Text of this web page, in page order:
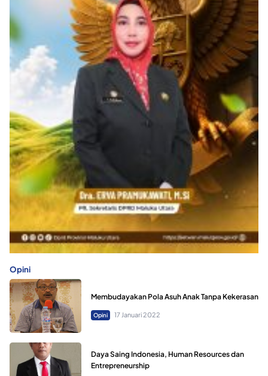
Opini
Membudayakan Pola Asuh Anak Tanpa Kekerasan
Opini 17 Januari 2022
Daya Saing Indonesia, Human Resources dan
Entrepreneurship